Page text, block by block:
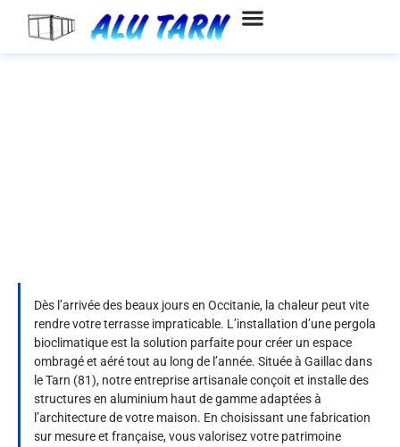
Dès l’arrivée des beaux jours en Occitanie, la chaleur peut vite
rendre votre terrasse impraticable. L’installation d’une pergola
bioclimatique est la solution parfaite pour créer un espace
ombragé et aéré tout au long de l’année. Située à Gaillac dans
le Tarn (81), notre entreprise artisanale conçoit et installe des
structures en aluminium haut de gamme adaptées à
l’architecture de votre maison. En choisissant une fabrication
sur mesure et française, vous valorisez votre patrimoine